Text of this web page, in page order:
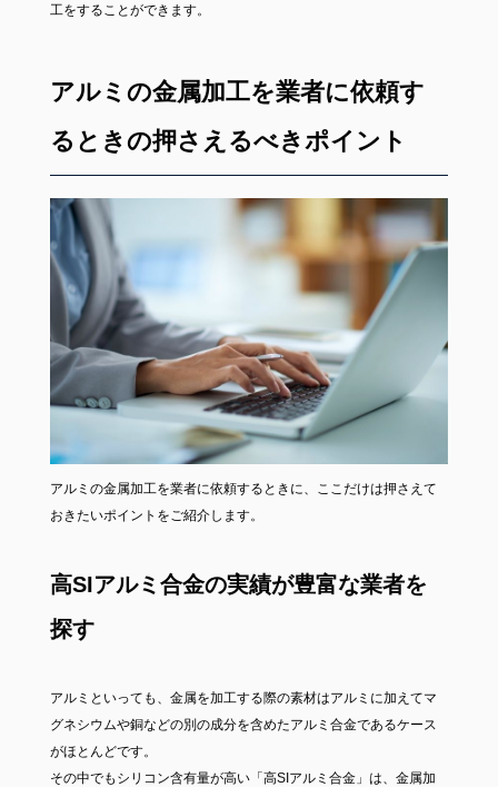
工をすることができます。
アルミの金属加工を業者に依頼す
るときの押さえるべきポイント
アルミの金属加工を業者に依頼するときに、ここだけは押さえて
おきたいポイントをご紹介します。
高SIアルミ合金の実績が豊富な業者を
探す
アルミといっても、金属を加工する際の素材はアルミに加えてマ
グネシウムや銅などの別の成分を含めたアルミ合金であるケース
がほとんどです。
その中でもシリコン含有量が高い「高SIアルミ合金」は、金属加